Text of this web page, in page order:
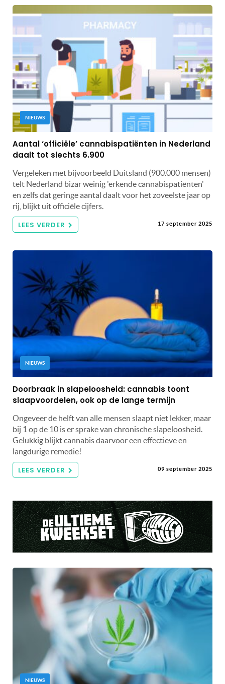
NIEUWS
Aantal ‘officiële’ cannabispatiënten in Nederland
daalt tot slechts 6.900
Vergeleken met bijvoorbeeld Duitsland (900.000 mensen)
telt Nederland bizar weinig 'erkende cannabispatiënten'
en zelfs dat geringe aantal daalt voor het zoveelste jaar op
rij, blijkt uit officiële cijfers.
LEES VERDER 17 september 2025
NIEUWS
Doorbraak in slapeloosheid: cannabis toont
slaapvoordelen, ook op de lange termijn
Ongeveer de helft van alle mensen slaapt niet lekker, maar
bij 1 op de 10 is er sprake van chronische slapeloosheid.
Gelukkig blijkt cannabis daarvoor een effectieve en
langdurige remedie!
LEES VERDER 09 september 2025
NIEUWS